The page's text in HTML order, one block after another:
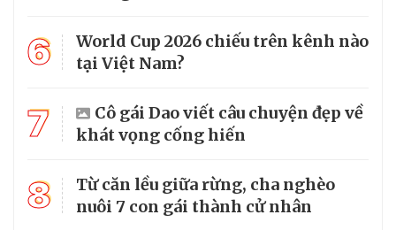
6
World Cup 2026 chiếu trên kênh nào
tại Việt Nam?
7
Cô gái Dao viết câu chuyện đẹp về
khát vọng cống hiến
8
Từ căn lều giữa rừng, cha nghèo
nuôi 7 con gái thành cử nhân